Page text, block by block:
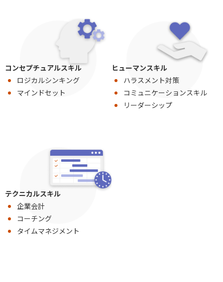
コンセプチュアルスキル
ロジカルシンキング
マインドセット
ヒューマンスキル
ハラスメント対策
コミュニケーションスキル
リーダーシップ
テクニカルスキル
企業会計
コーチング
タイムマネジメント